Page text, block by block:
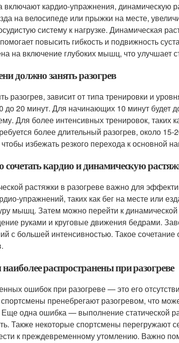
кардио-упражнения, динамическую
на велосипеде или прыжки на месте,
систему к нагрузке. Динамическая
повысить гибкость и подвижность
на включение глубоких мышц, что улучшает
должно занять разогрев
разогрев, зависит от типа тренировки и
до 20 минут. Для начинающих 10 минут будет
Для более интенсивных тренировок, таких
более длительный разогрев, около
избежать резкого перехода к основной
кардио и динамическую
растяжки в разогреве важно для
упражнений, таких как бег на месте или
мышц. Затем можно перейти к
руками и круговые движения бедрами.
с большей интенсивностью. Такое сочетание
распространены при разогреве
ошибок при разогреве — это его
пренебрегают разогревом, что
одна ошибка — выполнение статической
Также некоторые спортсмены перегружают
к преждевременному утомлению. Важно